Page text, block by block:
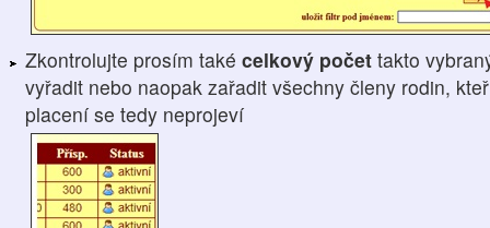
Zkontrolujte prosím také celkový počet takto
vyřadit nebo naopak zařadit všechny členy rodin,
placení se tedy neprojeví